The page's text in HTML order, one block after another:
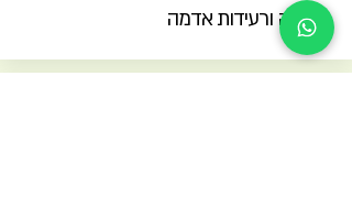
שריפה ורעידות אדמה